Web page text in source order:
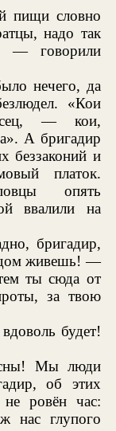
пищи словно
надо так
— говорили
нечего, да
«Кои
— кои,
А бригадир
беззаконий и
платок.
опять
ввалили на
бригадир,
живешь! —
ты сюда от
за твою
будет!
Мы люди
об этих
ровён час:
нас глупого